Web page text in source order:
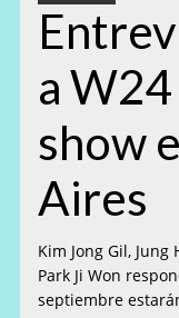
a
show
Aires
Kim Jong Gil, Jung
Park Ji Won
septiembre